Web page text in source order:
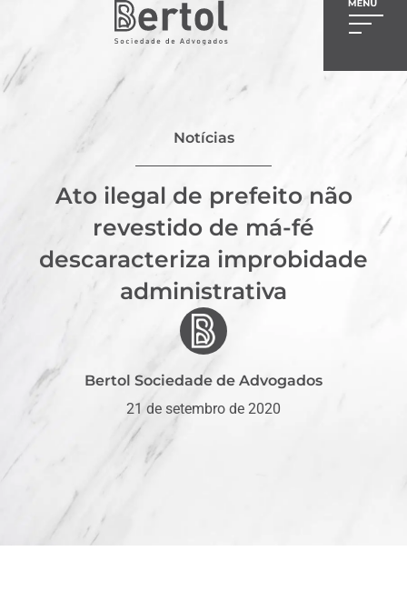
Notícias
Ato ilegal de prefeito não
revestido de má-fé
descaracteriza improbidade
administrativa
Bertol Sociedade de Advogados
21 de setembro de 2020